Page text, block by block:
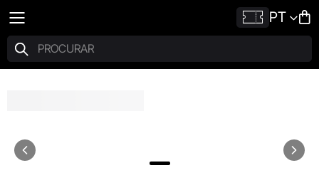
PT